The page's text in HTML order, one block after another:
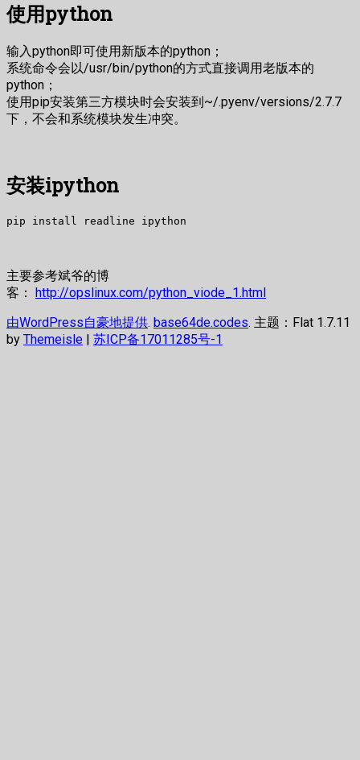
使用python
输入python即可使用新版本的python；
系统命令会以/usr/bin/python的方式直接调用老版本的
python；
使用pip安装第三方模块时会安装到~/.pyenv/versions/2.7.7
下，不会和系统模块发生冲突。
安装ipython
pip install readline ipython
主要参考斌爷的博
客： http://opslinux.com/python_viode_1.html
由WordPress自豪地提供. base64de.codes. 主题：Flat 1.7.11
by Themeisle | 苏ICP备17011285号-1